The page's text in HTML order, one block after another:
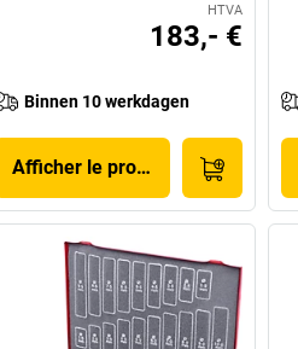
HTVA
183,- €
Binnen 10 werkdagen
Afficher le produit